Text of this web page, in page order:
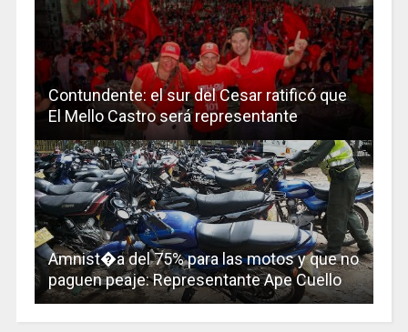
Contundente: el sur del Cesar ratificó que
El Mello Castro será representante
Amnist�a del 75% para las motos y que no
paguen peaje: Representante Ape Cuello